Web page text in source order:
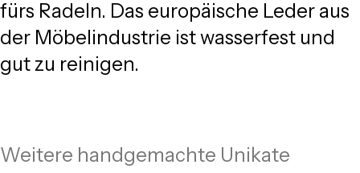
fürs Radeln. Das europäische Leder aus
der Möbelindustrie ist wasserfest und
gut zu reinigen.
Weitere handgemachte Unikate